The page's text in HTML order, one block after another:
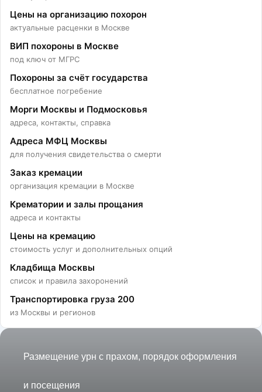
Цены на организацию похорон
актуальные расценки в Москве
ВИП похороны в Москве
под ключ от МГРС
Похороны за счёт государства
бесплатное погребение
Морги Москвы и Подмосковья
адреса, контакты, справка
Адреса МФЦ Москвы
для получения свидетельства о смерти
Заказ кремации
организация кремации в Москве
Крематории и залы прощания
адреса и контакты
Цены на кремацию
стоимость услуг и дополнительных опций
Кладбища Москвы
список и правила захоронений
Транспортировка груза 200
из Москвы и регионов
Колумбарий на
Преображенском кладбище
Размещение урн с прахом, порядок оформления
и посещения